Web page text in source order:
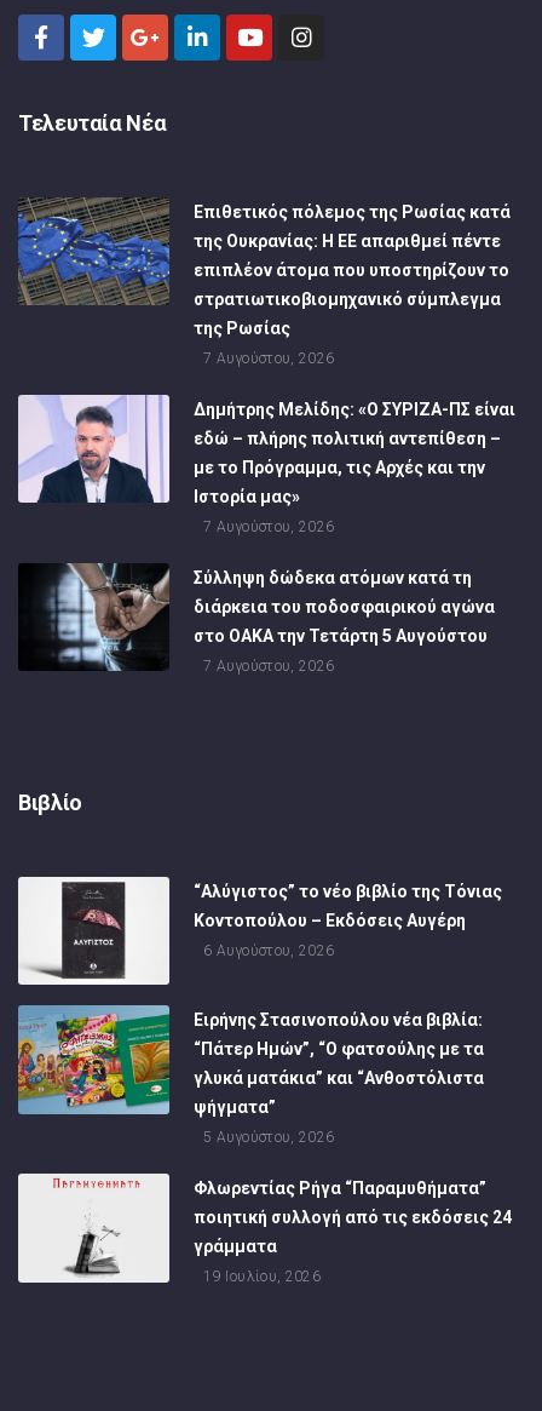
Τελευταία Νέα
Επιθετικός πόλεμος της Ρωσίας κατά
της Ουκρανίας: Η ΕΕ απαριθμεί πέντε
επιπλέον άτομα που υποστηρίζουν το
στρατιωτικοβιομηχανικό σύμπλεγμα
της Ρωσίας
7 Αυγούστου, 2026
Δημήτρης Μελίδης: «Ο ΣΥΡΙΖΑ-ΠΣ είναι
εδώ – πλήρης πολιτική αντεπίθεση –
με το Πρόγραμμα, τις Αρχές και την
Ιστορία μας»
7 Αυγούστου, 2026
Σύλληψη δώδεκα ατόμων κατά τη
διάρκεια του ποδοσφαιρικού αγώνα
στο ΟΑΚΑ την Τετάρτη 5 Αυγούστου
7 Αυγούστου, 2026
Βιβλίο
“Αλύγιστος” το νέο βιβλίο της Τόνιας
Κοντοπούλου – Εκδόσεις Αυγέρη
6 Αυγούστου, 2026
Ειρήνης Στασινοπούλου νέα βιβλία:
“Πάτερ Ημών”, “Ο φατσούλης με τα
γλυκά ματάκια” και “Ανθοστόλιστα
ψήγματα”
5 Αυγούστου, 2026
Φλωρεντίας Ρήγα “Παραμυθήματα”
ποιητική συλλογή από τις εκδόσεις 24
γράμματα
19 Ιουλίου, 2026